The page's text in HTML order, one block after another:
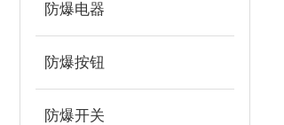
防爆电器
防爆按钮
防爆开关